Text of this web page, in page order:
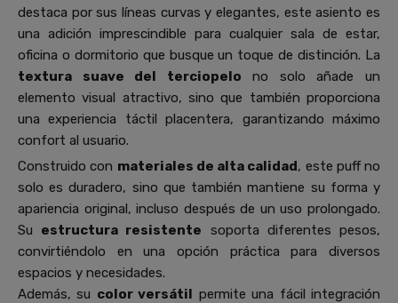
destaca por sus líneas curvas y elegantes, este asiento es
una adición imprescindible para cualquier sala de estar,
oficina o dormitorio que busque un toque de distinción. La
textura suave del terciopelo no solo añade un
elemento visual atractivo, sino que también proporciona
una experiencia táctil placentera, garantizando máximo
confort al usuario.
Construido con materiales de alta calidad, este puff no
solo es duradero, sino que también mantiene su forma y
apariencia original, incluso después de un uso prolongado.
Su estructura resistente soporta diferentes pesos,
convirtiéndolo en una opción práctica para diversos
espacios y necesidades.
Además, su color versátil permite una fácil integración